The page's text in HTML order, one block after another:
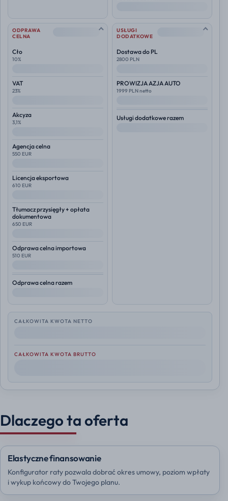
ODPRAWA
CELNA
--
Cło
10%
VAT
23%
Akcyza
3,1%
Agencja celna
550 EUR
Licencja eksportowa
610 EUR
Tłumacz przysięgły + opłata
dokumentowa
650 EUR
Odprawa celna importowa
510 EUR
Odprawa celna razem
USŁUGI
DODATKOWE
--
Dostawa do PL
2800 PLN
PROWIZJA AZJA AUTO
1999 PLN netto
Usługi dodatkowe razem
CAŁKOWITA KWOTA NETTO
CAŁKOWITA KWOTA BRUTTO
Dlaczego ta oferta
Elastyczne finansowanie
Konfigurator raty pozwala dobrać okres umowy, poziom wpłaty
i wykup końcowy do Twojego planu.